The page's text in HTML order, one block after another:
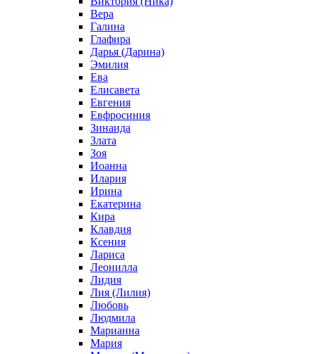
Вера
Галина
Глафира
Дарья (Дарина)
Эмилия
Ева
Елисавета
Евгения
Евфросиния
Зинаида
Злата
Зоя
Иоанна
Илария
Ирина
Екатерина
Кира
Клавдия
Ксения
Лариса
Леонилла
Лидия
Лия (Лилия)
Любовь
Людмила
Марианна
Мария